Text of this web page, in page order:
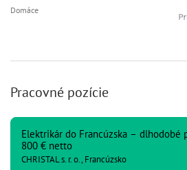
Domáce
Pracovné pozície
Elektrikár do Francúzska – dlhodobé
800 € netto
CHRISTAL s. r. o., Francúzsko